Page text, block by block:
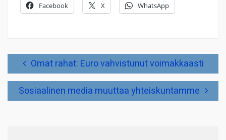
Facebook X WhatsApp
ArtikkelienOmat rahat: Euro vahvistunut voimakkaasti
Sosiaalinen media muuttaa yhteiskuntamme